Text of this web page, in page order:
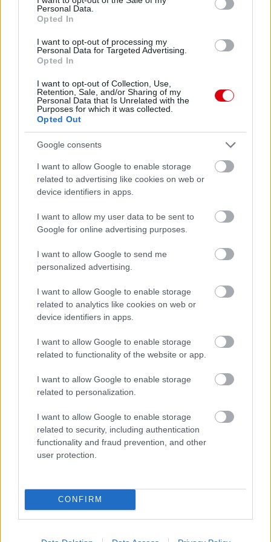
Personal Data.
Opted In
I want to opt-out of processing my
Personal Data for Targeted Advertising.
Opted In
I want to opt-out of Collection, Use,
Retention, Sale, and/or Sharing of my
Personal Data that Is Unrelated with the
Purposes for which it was collected.
Opted Out
Google consents
I want to allow Google to enable storage
related to advertising like cookies on web or
device identifiers in apps.
I want to allow my user data to be sent to
Google for online advertising purposes.
I want to allow Google to send me
personalized advertising.
I want to allow Google to enable storage
related to analytics like cookies on web or
device identifiers in apps.
I want to allow Google to enable storage
related to functionality of the website or app.
I want to allow Google to enable storage
related to personalization.
I want to allow Google to enable storage
related to security, including authentication
functionality and fraud prevention, and other
user protection.
CONFIRM
Meccs Center
Paris Saint-Germainvs
Manchester United
Felkészülési szezon 4. mérkőzés